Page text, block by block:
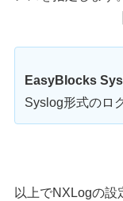
EasyBlocks
Syslog形式のロ
以上でNXLogの設